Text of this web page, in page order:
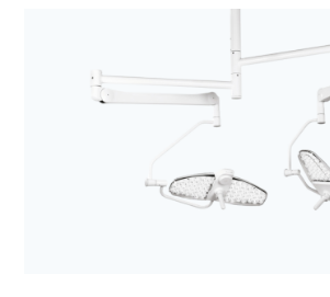
Anestezjologia i aparatura medyczna
Kolumny chirurgiczne i
rodziny MODUEVO